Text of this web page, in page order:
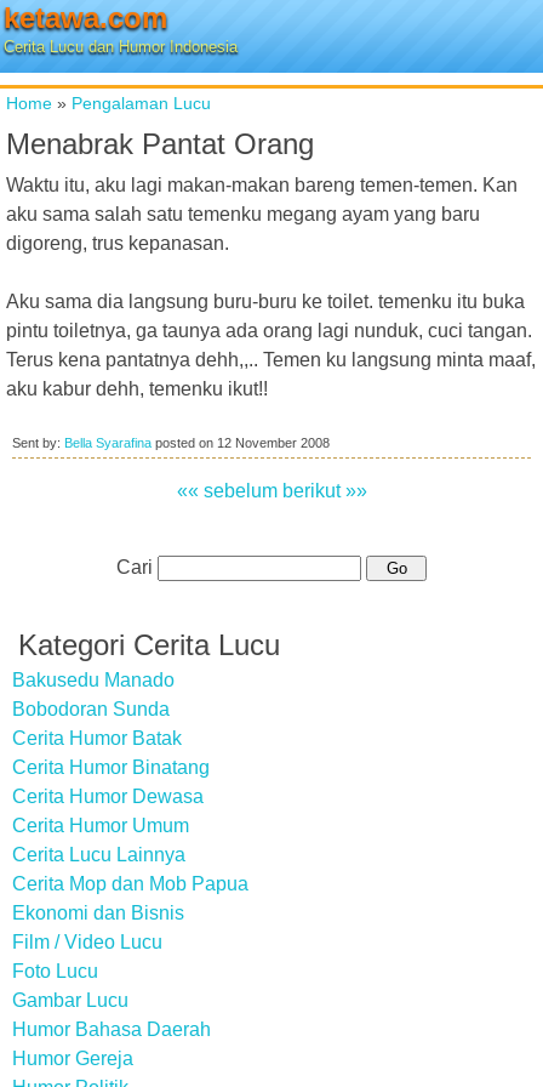
ketawa.com
Cerita Lucu dan Humor Indonesia
Home » Pengalaman Lucu
Menabrak Pantat Orang
Waktu itu, aku lagi makan-makan bareng temen-temen. Kan
aku sama salah satu temenku megang ayam yang baru
digoreng, trus kepanasan.
Aku sama dia langsung buru-buru ke toilet. temenku itu buka
pintu toiletnya, ga taunya ada orang lagi nunduk, cuci tangan.
Terus kena pantatnya dehh,,.. Temen ku langsung minta maaf,
aku kabur dehh, temenku ikut!!
Sent by: Bella Syarafina posted on 12 November 2008
«« sebelum berikut »»
Cari
Kategori Cerita Lucu
Bakusedu Manado
Bobodoran Sunda
Cerita Humor Batak
Cerita Humor Binatang
Cerita Humor Dewasa
Cerita Humor Umum
Cerita Lucu Lainnya
Cerita Mop dan Mob Papua
Ekonomi dan Bisnis
Film / Video Lucu
Foto Lucu
Gambar Lucu
Humor Bahasa Daerah
Humor Gereja